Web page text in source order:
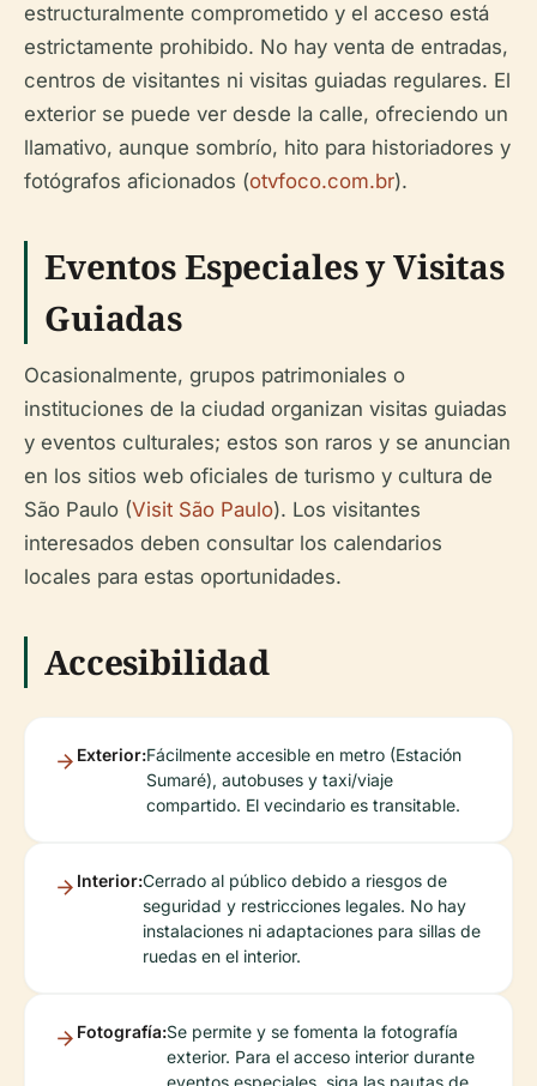
estructuralmente comprometido y el acceso está
estrictamente prohibido. No hay venta de entradas,
centros de visitantes ni visitas guiadas regulares. El
exterior se puede ver desde la calle, ofreciendo un
llamativo, aunque sombrío, hito para historiadores y
fotógrafos aficionados (otvfoco.com.br).
Eventos Especiales y Visitas
Guiadas
Ocasionalmente, grupos patrimoniales o
instituciones de la ciudad organizan visitas guiadas
y eventos culturales; estos son raros y se anuncian
en los sitios web oficiales de turismo y cultura de
São Paulo (Visit São Paulo). Los visitantes
interesados deben consultar los calendarios
locales para estas oportunidades.
Accesibilidad
Exterior:Fácilmente accesible en metro (Estación
Sumaré), autobuses y taxi/viaje
compartido. El vecindario es transitable.
Interior:Cerrado al público debido a riesgos de
seguridad y restricciones legales. No hay
instalaciones ni adaptaciones para sillas de
ruedas en el interior.
Fotografía:Se permite y se fomenta la fotografía
exterior. Para el acceso interior durante
eventos especiales, siga las pautas de